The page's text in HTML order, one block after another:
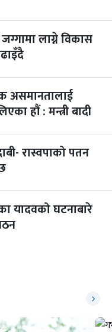
लाग्ने विकास
असमानतालाई
हौं : मन्त्री बादी
रास्वपाको पतन
यादवको घटनाबारे